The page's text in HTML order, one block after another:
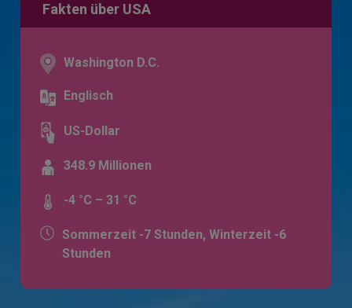
Fakten über USA
Washington D.C.
Englisch
US-Dollar
348.9 Millionen
-4 °C – 31 °C
Sommerzeit -7 Stunden, Winterzeit -6
Stunden